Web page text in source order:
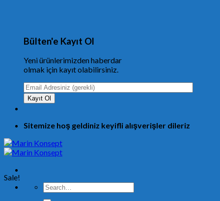
Bülten'e Kayıt Ol
Yeni ürünlerimizden haberdar
olmak için kayıt olabilirsiniz.
Sitemize hoş geldiniz keyifli alışverişler dileriz
Search
for:
Sale!